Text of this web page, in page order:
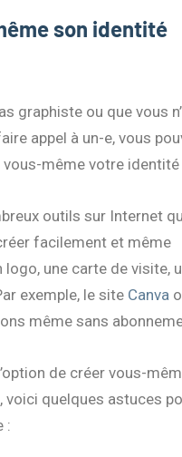
son identité
graphiste ou que vous
appel à un-e, vous
même votre identité
outils sur Internet
facilement et même
une carte de visite,
exemple, le site Canva
même sans
de créer vous-
voici quelques astuces
: